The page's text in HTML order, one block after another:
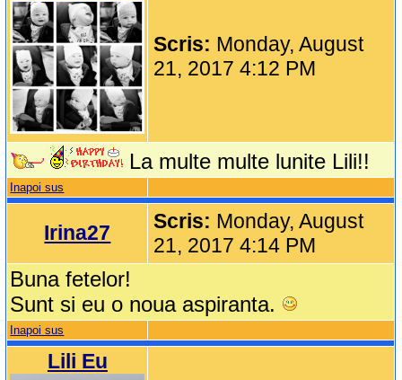
Scris: Monday, August
21, 2017 4:12 PM
La multe multe lunite Lili!!
Inapoi sus
Irina27 Scris: Monday, August
21, 2017 4:14 PM
Buna fetelor!
Sunt si eu o noua aspiranta.
Inapoi sus
Lili Eu